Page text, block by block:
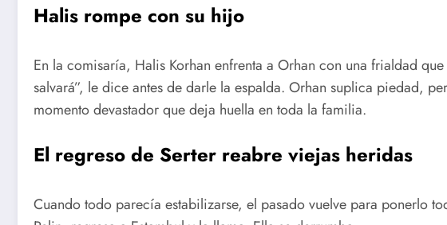
Halis rompe con su hijo
En la comisaría, Halis Korhan enfrenta a Orhan con una frialdad
salvará”, le dice antes de darle la espalda. Orhan suplica piedad,
momento devastador que deja huella en toda la familia.
El regreso de Serter reabre viejas heridas
Cuando todo parecía estabilizarse, el pasado vuelve para ponerlo